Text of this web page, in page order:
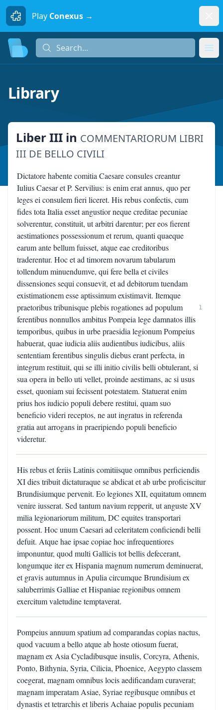
Play Conexus →
Search...
Library
Liber III in COMMENTARIORUM LIBRI
III DE BELLO CIVILI
Dictatore habente comitia Caesare consules creantur
Iulius Caesar et P. Servilius: is enim erat annus, quo per
leges ei consulem fieri liceret. His rebus confectis, cum
fides tota Italia esset angustior neque creditae pecuniae
solverentur, constituit, ut arbitri darentur; per eos fierent
aestimationes possessionum et rerum, quanti quaeque
earum ante bellum fuisset, atque eae creditoribus
traderentur. Hoc et ad timorem novarum tabularum
tollendum minuendumve, qui fere bella et civiles
dissensiones sequi consuevit, et ad debitorum tuendam
existimationem esse aptissimum existimavit. Itemque
praetoribus tribunisque plebis rogationes ad populum
ferentibus nonnullos ambitus Pompeia lege damnatos illis
temporibus, quibus in urbe praesidia legionum Pompeius
habuerat, quae iudicia aliis audientibus iudicibus, aliis
sententiam ferentibus singulis diebus erant perfecta, in
integrum restituit, qui se illi initio civilis belli obtulerant, si
sua opera in bello uti vellet, proinde aestimans, ac si usus
esset, quoniam sui fecissent potestatem. Statuerat enim
prius hos iudicio populi debere restitui, quam suo
beneficio videri receptos, ne aut ingratus in referenda
gratia aut arrogans in praeripiendo populi beneficio
videretur.
1
His rebus et feriis Latinis comitiisque omnibus perficiendis
XI dies tribuit dictaturaque se abdicat et ab urbe proficiscitur
Brundisiumque pervenit. Eo legiones XII, equitatum omnem
venire iusserat. Sed tantum navium repperit, ut anguste XV
milia legionariorum militum, DC equites transportari
possent. Hoc unum Caesari ad celeritatem conficiendi belli
defuit. Atque hae ipsae copiae hoc infrequentiores
imponuntur, quod multi Gallicis tot bellis defecerant,
longumque iter ex Hispania magnum numerum deminuerat,
et gravis autumnus in Apulia circumque Brundisium ex
saluberrimis Galliae et Hispaniae regionibus omnem
exercitum valetudine temptaverat.
Pompeius annuum spatium ad comparandas copias nactus,
quod vacuum a bello atque ab hoste otiosum fuerat,
magnam ex Asia Cycladibusque insulis, Corcyra, Athenis,
Ponto, Bithynia, Syria, Cilicia, Phoenice, Aegypto classem
coegerat, magnam omnibus locis aedificandam curaverat;
magnam imperatam Asiae, Syriae regibusque omnibus et
dynastis et tetrarchis et liberis Achaiae populis pecuniam